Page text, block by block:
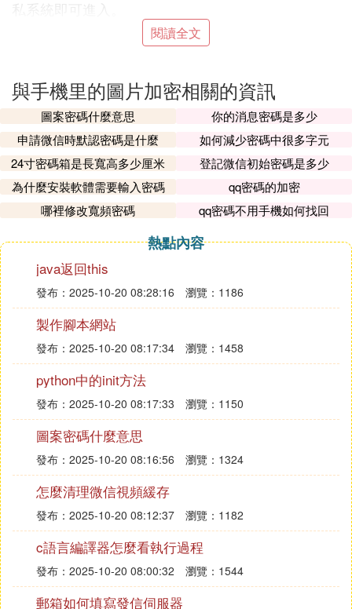
的機型均支持原子隱私系統。
註：Pad系列暫不支持原子隱私系統。
更多使用疑惑可進入vivo官網--我的--在線客服--輸入
人工，咨詢在線客服反饋。
⑵ 手機相冊怎麼設密碼
手機相冊設置密碼的方法通常可以通過手機管家等安
全管理軟體來實現，具體步驟如下
一、打開手機管家
首先，在手機上找到並打開「手機管家」這一應用。
手機管家是許多智能手機預裝的安全管理軟體，用於
管理手機的安全設置和隱私保護。
二、進入個人中心
在手機管家主界面，點擊右上角的「個人中心」按
鈕，然後按照提示點擊「下一步」。這一步是為了進
入用戶個人的安全管理界面。
三、找到隱私保護功能
在個人中心頁面，仔細瀏覽並找到「隱私保護」這一
功能。隱私保護功能是手機管家提供的一個重要安全
特性，用於保護用戶的私密數據。
四、設置隱私保護密碼
點擊進入隱私保護頁面後，系統會提示用戶為隱私保
閱讀全文
與手機里的圖片加密相關的資訊
圖案密碼什麼意思
你的消息密碼是多少
申請微信時默認密碼是什麼
如何減少密碼中很多字元
24寸密碼箱是長寬高多少厘米
登記微信初始密碼是多少
為什麼安裝軟體需要輸入密碼
qq密碼的加密
哪裡修改寬頻密碼
qq密碼不用手機如何找回
熱點內容
java返回this
發布：2025-10-20 08:28:16 瀏覽：1186
製作腳本網站
發布：2025-10-20 08:17:34 瀏覽：1458
python中的init方法
發布：2025-10-20 08:17:33 瀏覽：1150
圖案密碼什麼意思
發布：2025-10-20 08:16:56 瀏覽：1324
怎麼清理微信視頻緩存
發布：2025-10-20 08:12:37 瀏覽：1182
c語言編譯器怎麼看執行過程
發布：2025-10-20 08:00:32 瀏覽：1544
郵箱如何填寫發信伺服器